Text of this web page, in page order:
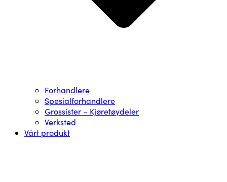
Forhandlere
Spesialforhandlere
Grossister – Kjøretøydeler
Verksted
Vårt produkt